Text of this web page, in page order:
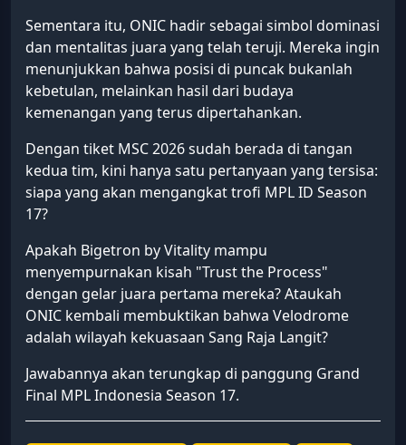
Sementara itu, ONIC hadir sebagai simbol dominasi
dan mentalitas juara yang telah teruji. Mereka ingin
menunjukkan bahwa posisi di puncak bukanlah
kebetulan, melainkan hasil dari budaya
kemenangan yang terus dipertahankan.
Dengan tiket MSC 2026 sudah berada di tangan
kedua tim, kini hanya satu pertanyaan yang tersisa:
siapa yang akan mengangkat trofi MPL ID Season
17?
Apakah Bigetron by Vitality mampu
menyempurnakan kisah "Trust the Process"
dengan gelar juara pertama mereka? Ataukah
ONIC kembali membuktikan bahwa Velodrome
adalah wilayah kekuasaan Sang Raja Langit?
Jawabannya akan terungkap di panggung Grand
Final MPL Indonesia Season 17.